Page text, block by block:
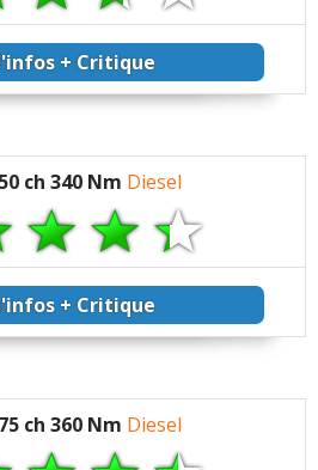
+ Critique
ch 340 Nm Diesel
+ Critique
ch 360 Nm Diesel